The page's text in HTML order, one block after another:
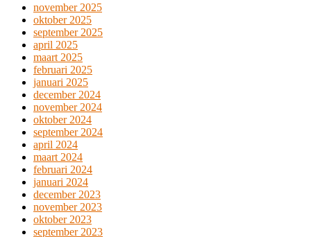
november 2025
oktober 2025
september 2025
april 2025
maart 2025
februari 2025
januari 2025
december 2024
november 2024
oktober 2024
september 2024
april 2024
maart 2024
februari 2024
januari 2024
december 2023
november 2023
oktober 2023
september 2023